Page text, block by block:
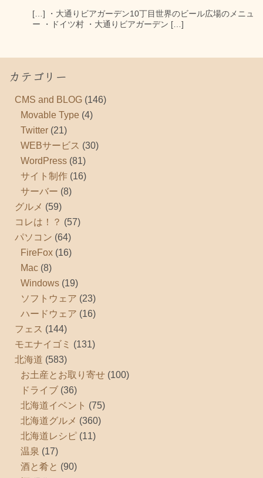
[…] ・大通りビアガーデン10丁目世界のビール広場のメニュ
ー ・ドイツ村 ・大通りビアガーデン […]
カテゴリー
CMS and BLOG (146)
Movable Type (4)
Twitter (21)
WEBサービス (30)
WordPress (81)
サイト制作 (16)
サーバー (8)
グルメ (59)
コレは！？ (57)
パソコン (64)
FireFox (16)
Mac (8)
Windows (19)
ソフトウェア (23)
ハードウェア (16)
フェス (144)
モエナイゴミ (131)
北海道 (583)
お土産とお取り寄せ (100)
ドライブ (36)
北海道イベント (75)
北海道グルメ (360)
北海道レシピ (11)
温泉 (17)
酒と肴と (90)